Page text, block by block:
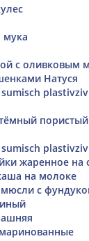
мука
с оливковым
Натуся
plastivziv
пористый
plastivziv
жаренное на
на молоке
с